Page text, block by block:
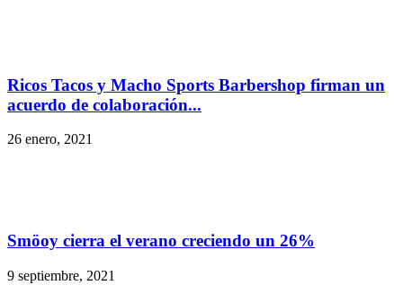
Ricos Tacos y Macho Sports Barbershop firman un
acuerdo de colaboración...
26 enero, 2021
Smöoy cierra el verano creciendo un 26%
9 septiembre, 2021